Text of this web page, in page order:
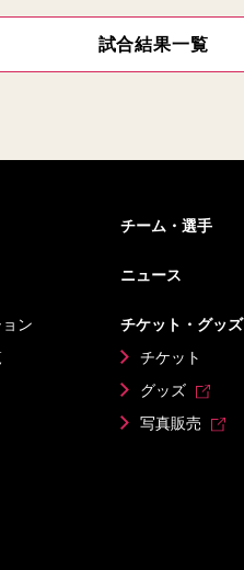
試合結果一覧
ン
チーム・選手
ニュース
チケット・グッズ
チケット
グッズ
写真販売